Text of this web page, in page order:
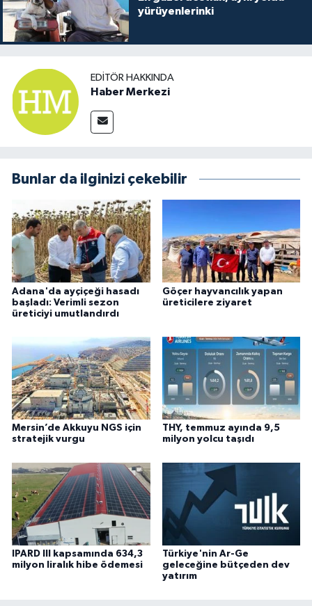
yürüyenlerinki
EDITÖR HAKKINDA
Haber Merkezi
Bunlar da ilginizi çekebilir
Adana'da ayçiçeği hasadı
başladı: Verimli sezon
üreticiyi umutlandırdı
Göçer hayvancılık yapan
üreticilere ziyaret
Mersin’de Akkuyu NGS için
stratejik vurgu
THY, temmuz ayında 9,5
milyon yolcu taşıdı
IPARD III kapsamında 634,3
milyon liralık hibe ödemesi
Türkiye'nin Ar-Ge
geleceğine bütçeden dev
yatırım